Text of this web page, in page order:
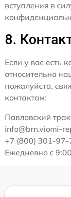
вступления в
8.
Если у вас есть
относительно
пожалуйста,
контактам:
Павловский
info@brn.viomi-
+7 (800) 301-97-
Ежедневно с